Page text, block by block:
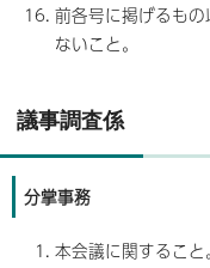
前各号に掲げるも
ないこと。
議事調査係
分掌事務
本会議に関すること。